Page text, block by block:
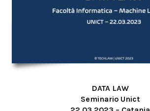
DATA LAW
Seminario Unict